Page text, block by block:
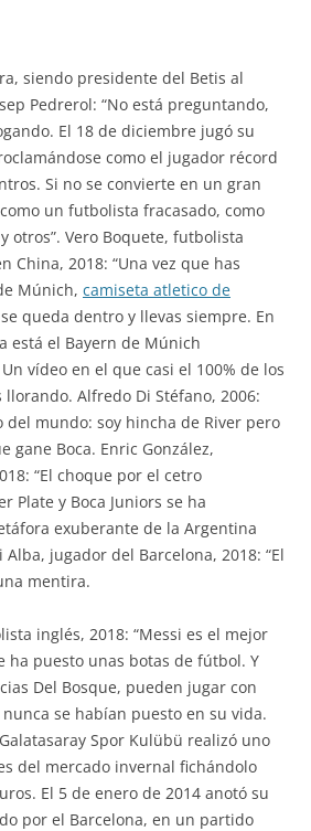
siendo presidente del Betis al
Pedrerol: “No está preguntando,
El 18 de diciembre jugó su
como el jugador récord
Si no se convierte en un gran
un futbolista fracasado, como
otros”. Vero Boquete, futbolista
China, 2018: “Una vez que has
Múnich, camiseta atletico de
queda dentro y llevas siempre. En
está el Bayern de Múnich
vídeo en el que casi el 100% de los
Alfredo Di Stéfano, 2006:
del mundo: soy hincha de River pero
gane Boca. Enric González,
“El choque por el cetro
Plate y Boca Juniors se ha
exuberante de la Argentina
jugador del Barcelona, 2018: “El
mentira.
inglés, 2018: “Messi es el mejor
ha puesto unas botas de fútbol. Y
Del Bosque, pueden jugar con
se habían puesto en su vida.
Spor Kulübü realizó uno
del mercado invernal fichándolo
El 5 de enero de 2014 anotó su
por el Barcelona, en un partido